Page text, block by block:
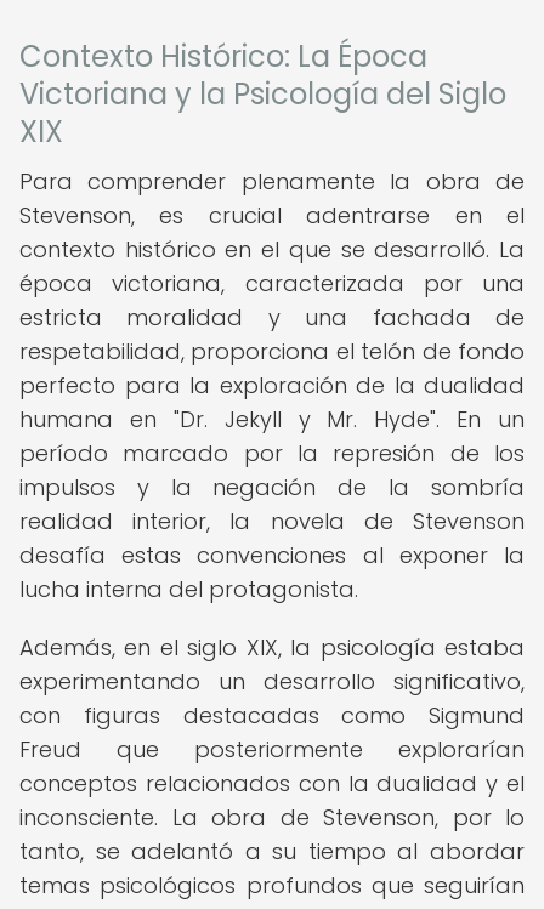
Contexto Histórico: La Época
Victoriana y la Psicología del Siglo
XIX
Para comprender plenamente la obra de
Stevenson, es crucial adentrarse en el
contexto histórico en el que se desarrolló. La
época victoriana, caracterizada por una
estricta moralidad y una fachada de
respetabilidad, proporciona el telón de fondo
perfecto para la exploración de la dualidad
humana en "Dr. Jekyll y Mr. Hyde". En un
período marcado por la represión de los
impulsos y la negación de la sombría
realidad interior, la novela de Stevenson
desafía estas convenciones al exponer la
lucha interna del protagonista.
Además, en el siglo XIX, la psicología estaba
experimentando un desarrollo significativo,
con figuras destacadas como Sigmund
Freud que posteriormente explorarían
conceptos relacionados con la dualidad y el
inconsciente. La obra de Stevenson, por lo
tanto, se adelantó a su tiempo al abordar
temas psicológicos profundos que seguirían